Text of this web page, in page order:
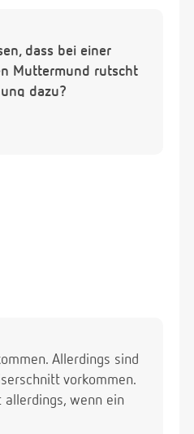
dass bei einer
Muttermund rutscht
dazu?
Allerdings sind
vorkommen.
wenn ein